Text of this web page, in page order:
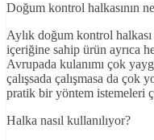
Doğum kontrol halkasının
Aylık doğum kontrol
içeriğine sahip ürün ayrıca
Avrupada kulanımı çok
çalışsada çalışmasa da
pratik bir yöntem istemeleri
Halka nasıl kullanılıyor?